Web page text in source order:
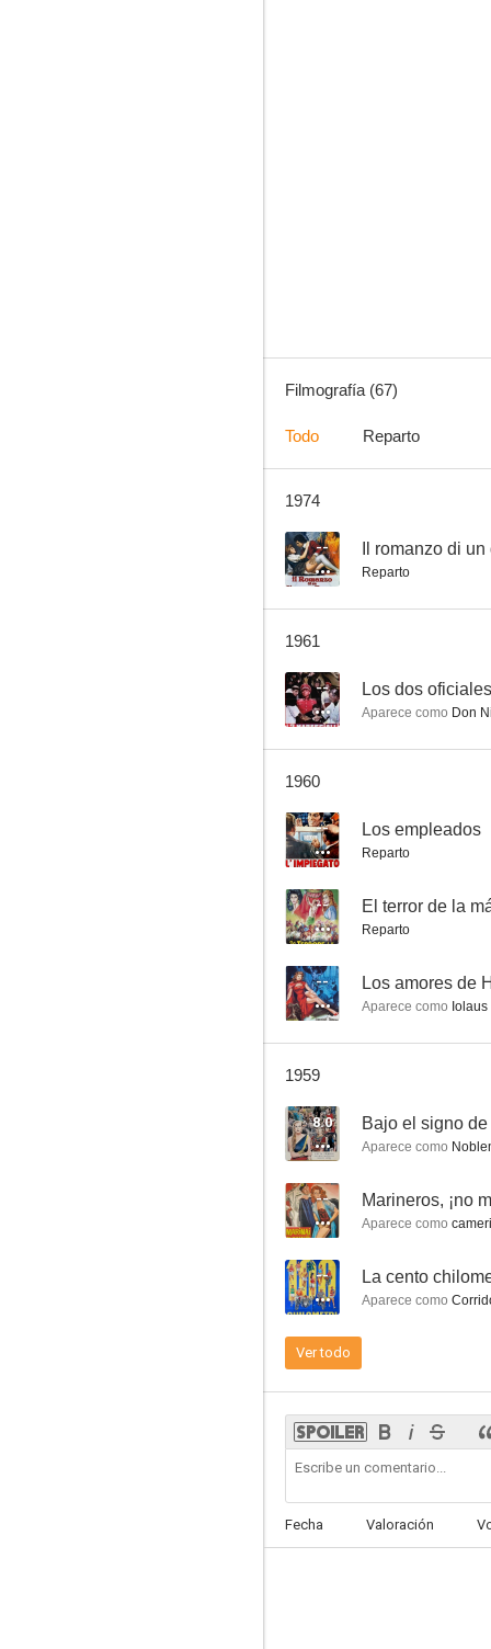
Historia de un joven pobre
Filmografía (67)
Todo Reparto
1974
-- Il romanzo di
Reparto
1961
-- Los dos oficiales
Aparece como Don
1960
-- Los empleados
Reparto
-- El terror de la
Reparto
-- Los amores de
Aparece como Iolaus
1959
8.0 Bajo el signo
Aparece como
-- Marineros, ¡no
Aparece como
-- La cento
Aparece como
Ver todo
Fecha Valoración